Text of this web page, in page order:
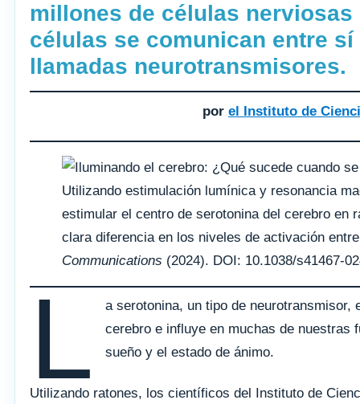
millones de células
células se comunican entre
llamadas neurotransmisores.
por el Instituto de
Utilizando estimulación lumínica y resonancia
estimular el centro de serotonina del cerebro en
clara diferencia en los niveles de activación
Communications (2024). DOI: 10.1038/s41467-
L
a serotonina, un tipo de neurotransmisor,
cerebro e influye en muchas de nuestras
sueño y el estado de ánimo.
Utilizando ratones, los científicos del Instituto de